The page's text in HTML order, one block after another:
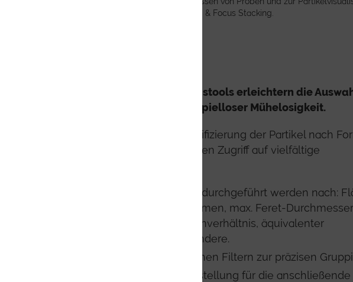
Hellfeld/Dunkelfeld, Image Stitching & Focus Stacking.
Modernste Kategorisierungstools erleichtern die
relevanter Partikel mit beispielloser Mühelosigkeit.
Die benutzerdefinierte Klassifizierung der Partikel nach
Größe ermöglicht den direkten Zugriff auf vielfältige
Die Kategorisierung kann durchgeführt werden nach:
Umfang, Begrenzungsrahmen, max. Feret-
Feret-Durchmesser, Seitenverhältnis, äquivalenter
Durchmesser und viele andere.
Anwendung von Booleschen Filtern zur präzisen
Automatisierte Maskenerstellung für die anschließende